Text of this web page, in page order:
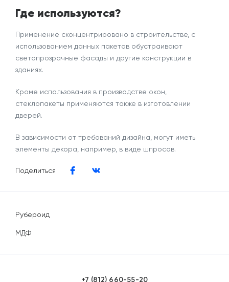
Где используются?
Применение сконцентрировано в строительстве, с
использованием данных пакетов обустраивают
светопрозрачные фасады и другие конструкции в
зданиях.
Кроме использования в производстве окон,
стеклопакеты применяются также в изготовлении
дверей.
В зависимости от требований дизайна, могут иметь
элементы декора, например, в виде шпросов.
Поделиться
Рубероид
МДФ
+7 (812) 660-55-20